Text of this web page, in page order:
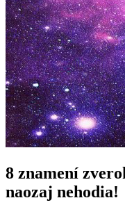
8 znamení
naozaj nehodia!